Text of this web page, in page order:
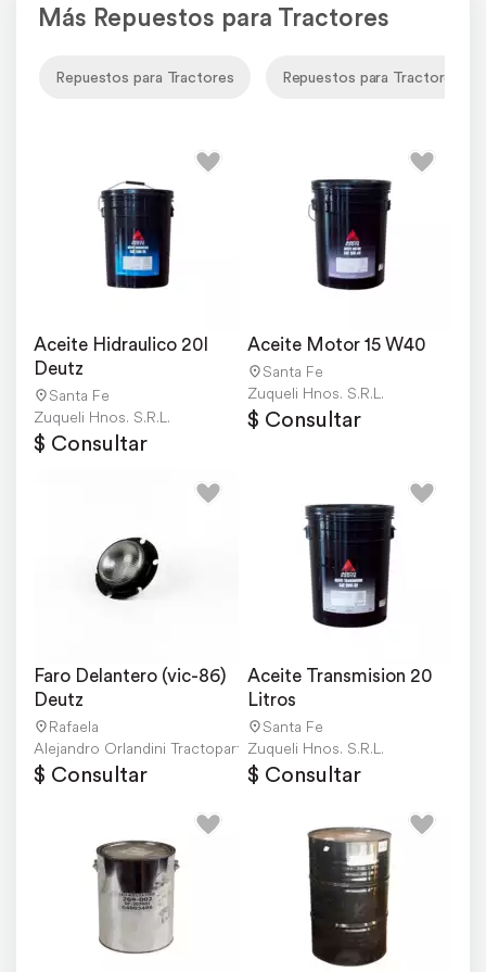
Más Repuestos para Tractores
Repuestos para Tractores Repuestos para Tractores
Aceite Hidraulico 20l
Deutz
Santa Fe
Zuqueli Hnos. S.R.L.
$ Consultar
Aceite Motor 15 W40
Santa Fe
Zuqueli Hnos. S.R.L.
$ Consultar
Faro Delantero (vic-86)
Deutz
Rafaela
Alejandro Orlandini Tractopartes
$ Consultar
Aceite Transmision 20
Litros
Santa Fe
Zuqueli Hnos. S.R.L.
$ Consultar